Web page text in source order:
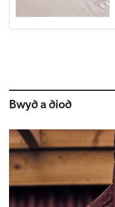
Bwyd a diod